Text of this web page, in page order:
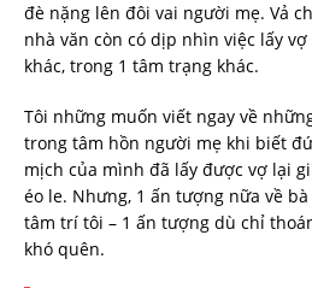
đè nặng lên đôi vai người mẹ. Vả
nhà văn còn có dịp nhìn việc lấy
khác, trong 1 tâm trạng khác.
Tôi những muốn viết ngay về
trong tâm hồn người mẹ khi biết
mịch của mình đã lấy được vợ lại
éo le. Nhưng, 1 ấn tượng nữa về
tâm trí tôi – 1 ấn tượng dù chỉ
khó quên.